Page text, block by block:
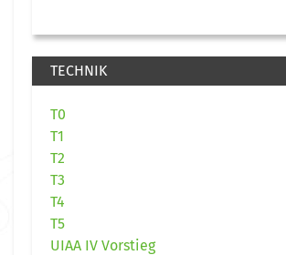
TECHNIK
T0
T1
T2
T3
T4
T5
UIAA IV Vorstieg